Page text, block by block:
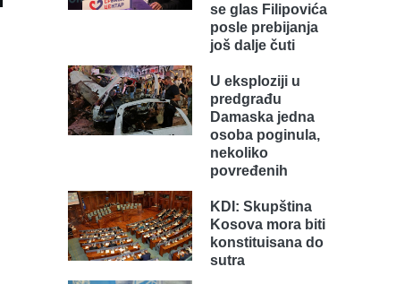
se glas Filipovića
posle prebijanja
još dalje čuti
U eksploziji u
predgrađu
Damaska jedna
osoba poginula,
nekoliko
povređenih
KDI: Skupština
Kosova mora biti
konstituisana do
sutra